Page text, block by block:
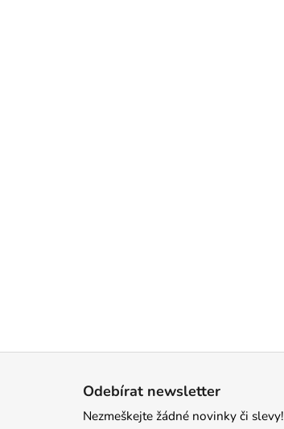
Odebírat newsletter
Nezmeškejte žádné novinky či slevy!